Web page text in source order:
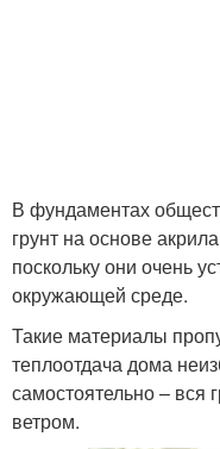
В фундаментах
грунт на основе
поскольку они очень
окружающей среде.
Такие материалы
теплоотдача дома
самостоятельно – вся
ветром.